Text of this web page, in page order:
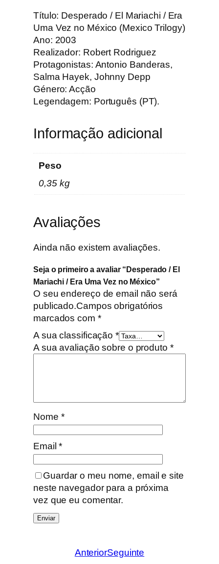
E
l
M
a
r
i
a
c
i
/
E
U
V
z
o
M
é
x
i
c
o
Título: Desperado / El Mariachi / Era
Uma Vez no México (Mexico Trilogy)
Ano: 2003
Realizador: Robert Rodriguez
Protagonistas: Antonio Banderas,
Salma Hayek, Johnny Depp
Género: Acção
Legendagem: Português (PT).
Informação adicional
Peso
0,35 kg
Avaliações
Ainda não existem avaliações.
Seja o primeiro a avaliar “Desperado / El
Mariachi / Era Uma Vez no México”
O seu endereço de email não será
publicado.Campos obrigatórios
marcados com *
A sua classificação *
A sua avaliação sobre o produto *
Nome *
Email*
Guardar o meu nome, email e site
neste navegador para a próxima
vez que eu comentar.
AnteriorSeguinte